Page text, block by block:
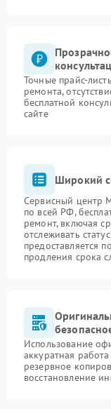
Точные прайс-
ремонта,
бесплатной
сайте
Широкий
Сервисный центр
по всей РФ,
ремонт, включая
отслеживать
предоставляется
продления срока
Использование
аккуратная
резервное
восстановление